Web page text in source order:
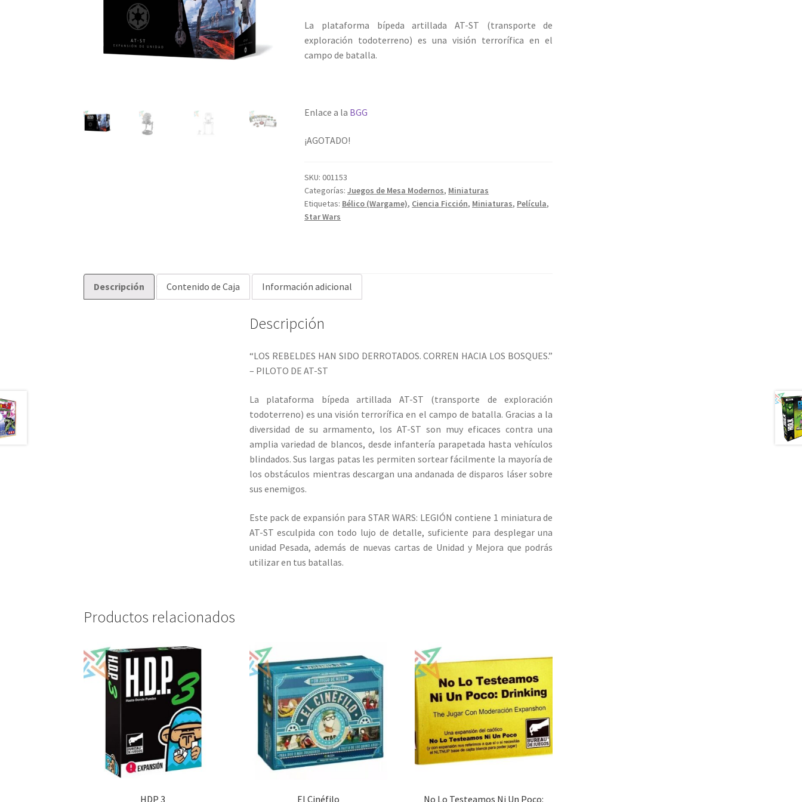
La plataforma bípeda artillada AT-ST (transporte de
exploración todoterreno) es una visión terrorífica en el
campo de batalla.
Enlace a la BGG
¡AGOTADO!
SKU:001153
Categorías:Juegos de Mesa Modernos, Miniaturas
Etiquetas: Bélico (Wargame), Ciencia Ficción, Miniaturas, Película,
Star Wars
Descripción Contenido de Caja Información adicional
Descripción
“LOS REBELDES HAN SIDO DERROTADOS. CORREN HACIA LOS BOSQUES.”
– PILOTO DE AT-ST
La plataforma bípeda artillada AT-ST (transporte de exploración
todoterreno) es una visión terrorífica en el campo de batalla. Gracias a la
diversidad de su armamento, los AT-ST son muy eficaces contra una
amplia variedad de blancos, desde infantería parapetada hasta vehículos
blindados. Sus largas patas les permiten sortear fácilmente la mayoría de
los obstáculos mientras descargan una andanada de disparos láser sobre
sus enemigos.
Este pack de expansión para STAR WARS: LEGIÓN contiene 1 miniatura de
AT-ST esculpida con todo lujo de detalle, suficiente para desplegar una
unidad Pesada, además de nuevas cartas de Unidad y Mejora que podrás
utilizar en tus batallas.
Productos relacionados
HDP 3 El Cinéfilo No Lo Testeamos Ni Un Poco: